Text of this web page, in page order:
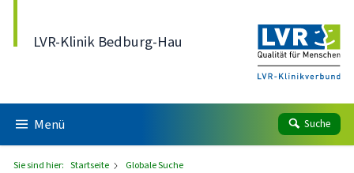
LVR-Klinik Bedburg-Hau
Menü Suche
Sie sind hier: Startseite Globale Suche